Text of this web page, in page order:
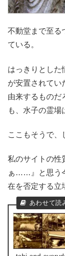
不動堂まで至る
ている。
はっきりとした
が安置されてい
由来するものだ
も、水子の霊場
ここもそうで、
私のサイトの性
ぁ……』と思う
在を否定する立